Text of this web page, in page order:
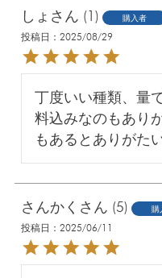
しょ 1 購入者
投稿日
2025/08/29
丁度いい種類、量
料込みなのもあり
もあるとありがた
さんかく 5 購
投稿日
2025/06/11